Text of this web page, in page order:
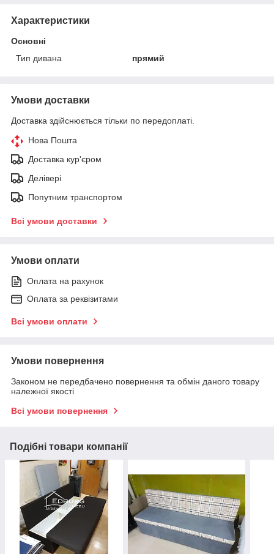
Характеристики
Основні
Тип дивана
прямий
Умови доставки
Доставка здійснюється тільки по передоплаті.
Нова Пошта
Доставка кур'єром
Делівері
Попутним транспортом
Всі умови доставки
Умови оплати
Оплата на рахунок
Оплата за реквізитами
Всі умови оплати
Умови повернення
Законом не передбачено повернення та обмін даного товару
належної якості
Всі умови повернення
Подібні товари компанії